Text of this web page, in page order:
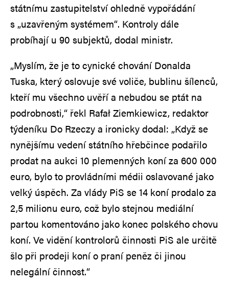
státnímu zastupitelství ohledně vypořádání
s „uzavřeným systémem“. Kontroly dále
probíhají u 90 subjektů, dodal ministr.
„Myslím, že je to cynické chování Donalda
Tuska, který oslovuje své voliče, bublinu šílenců,
kteří mu všechno uvěří a nebudou se ptát na
podrobnosti,“ řekl Rafał Ziemkiewicz, redaktor
týdeníku Do Rzeczy a ironicky dodal: „Když se
nynějšímu vedení státního hřebčince podařilo
prodat na aukci 10 plemenných koní za 600 000
euro, bylo to provládními médii oslavované jako
velký úspěch. Za vlády PiS se 14 koní prodalo za
2,5 milionu euro, což bylo stejnou mediální
partou komentováno jako konec polského chovu
koní. Ve vidění kontrolorů činnosti PiS ale určitě
šlo při prodeji koní o praní peněz či jinou
nelegální činnost.“